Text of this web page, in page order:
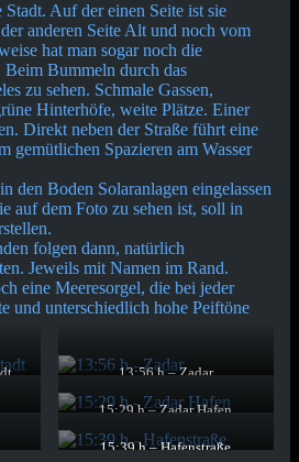
Stadt. Auf der einen Seite ist sie
anderen Seite Alt und noch vom
hat man sogar noch die
Beim Bummeln durch das
zu sehen. Schmale Gassen,
Hinterhöfe, weite Plätze. Einer
Direkt neben der Straße führt eine
gemütlichen Spazieren am Wasser
den Boden Solaranlagen eingelassen
auf dem Foto zu sehen ist, soll in
folgen dann, natürlich
Jeweils mit Namen im Rand.
eine Meeresorgel, die bei jeder
und unterschiedlich hohe Peiftöne
13:56 h – Zadar
aber auch schöne und vor allem
15:29 h – Zadar Hafen
Anschein nach erst kürzlich
15:39 h – Hafenstraße